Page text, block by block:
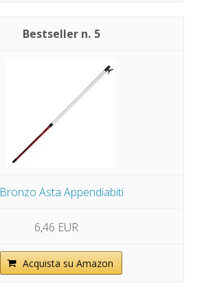
5
Bronzo Asta Appendiabiti
6,46 EUR
Acquista su Amazon